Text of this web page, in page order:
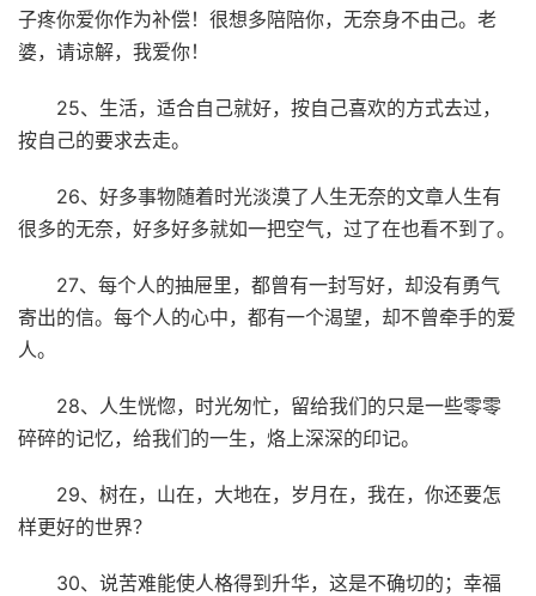
子疼你爱你作为补偿！很想多陪陪你，无奈身不由己。老
婆，请谅解，我爱你！
25、生活，适合自己就好，按自己喜欢的方式去过，
按自己的要求去走。
26、好多事物随着时光淡漠了人生无奈的文章人生有
很多的无奈，好多好多就如一把空气，过了在也看不到了。
27、每个人的抽屉里，都曾有一封写好，却没有勇气
寄出的信。每个人的心中，都有一个渴望，却不曾牵手的爱
人。
28、人生恍惚，时光匆忙，留给我们的只是一些零零
碎碎的记忆，给我们的一生，烙上深深的印记。
29、树在，山在，大地在，岁月在，我在，你还要怎
样更好的世界？
30、说苦难能使人格得到升华，这是不确切的；幸福